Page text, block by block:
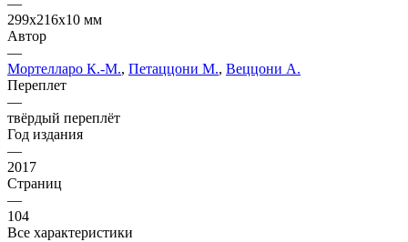
—
299x216x10 мм
Автор
—
Мортелларо К.-М., Петаццони М., Веццони А.
Переплет
—
твёрдый переплёт
Год издания
—
2017
Страниц
—
104
Все характеристики